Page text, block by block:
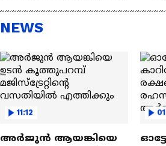
കിട്ടിയതിൽ ഒരുപാട്
സന്തോഷം'
NEWS
11:12
അര്‍ജുൻ ആയങ്കിയെ